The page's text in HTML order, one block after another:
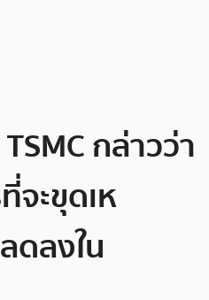
กล่าวว่า
จะขุดเห
ดลงใน